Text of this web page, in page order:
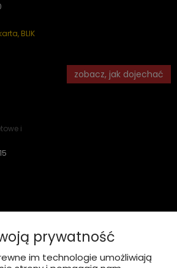
BLIK
zobacz, jak dojechać
i
BLIKprywatność
im technologie umożliwiają